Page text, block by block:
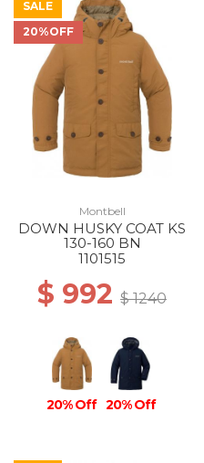
SALE
20%OFF
Montbell
DOWN HUSKY COAT KS
130-160 BN
1101515
$ 992 $ 1240
20% Off 20% Off